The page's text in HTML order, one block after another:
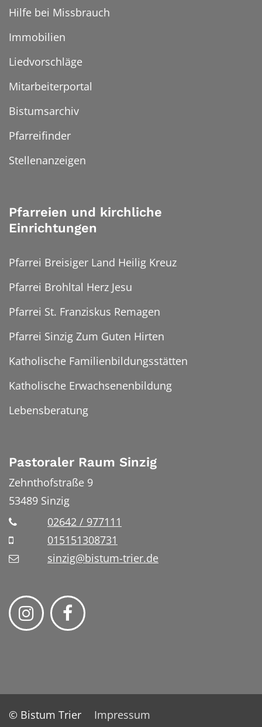
Hilfe bei Missbrauch
Immobilien
Liedvorschläge
Mitarbeiterportal
Bistumsarchiv
Pfarreifinder
Stellenanzeigen
Pfarreien und kirchliche
Einrichtungen
Pfarrei Breisiger Land Heilig Kreuz
Pfarrei Brohltal Herz Jesu
Pfarrei St. Franziskus Remagen
Pfarrei Sinzig Zum Guten Hirten
Katholische Familienbildungsstätten
Katholische Erwachsenenbildung
Lebensberatung
Pastoraler Raum Sinzig
Zehnthofstraße 9
53489 Sinzig
02642 / 977111
015151308731
sinzig@bistum-trier.de
© Bistum Trier
Impressum